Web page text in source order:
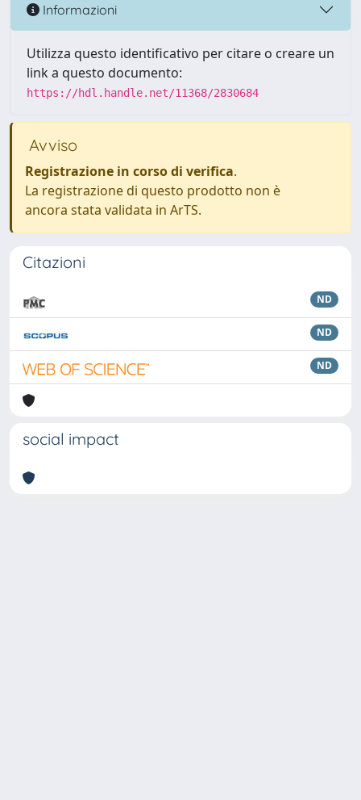
Informazioni
Utilizza questo identificativo per citare o creare un
link a questo documento:
https://hdl.handle.net/11368/2830684
Avviso
Registrazione in corso di verifica.
La registrazione di questo prodotto non è
ancora stata validata in ArTS.
Citazioni
ND
ND
ND
social impact